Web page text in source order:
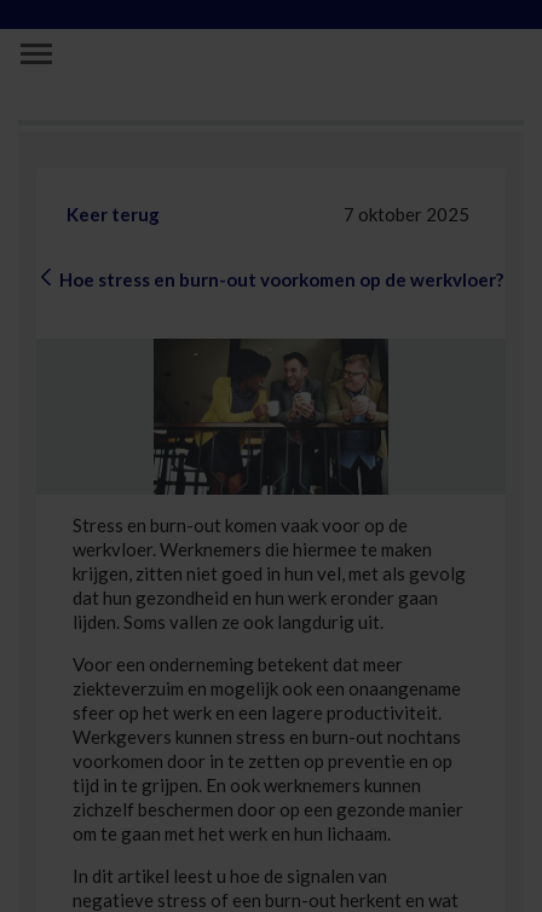
Hoe stress en burn-out voorkomen op
Keer terug
Hoe stress en burn-out voorkomen op de werkvloer?
7 oktober 2025
Stress en burn-out komen vaak voor op de
werkvloer. Werknemers die hiermee te maken
krijgen, zitten niet goed in hun vel, met als gevolg
dat hun gezondheid en hun werk eronder gaan
lijden. Soms vallen ze ook langdurig uit.
Voor een onderneming betekent dat meer
ziekteverzuim en mogelijk ook een onaangename
sfeer op het werk en een lagere productiviteit.
Werkgevers kunnen stress en burn-out nochtans
voorkomen door in te zetten op preventie en op
tijd in te grijpen. En ook werknemers kunnen
zichzelf beschermen door op een gezonde manier
om te gaan met het werk en hun lichaam.
In dit artikel leest u hoe de signalen van
negatieve stress of een burn-out herkent en wat